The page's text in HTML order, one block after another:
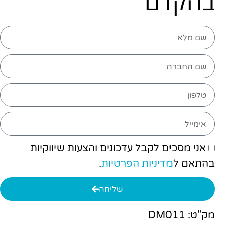
אני מסכים לקבל עדכונים והצעות שיווקיות
בהתאם למדיניות הפרטיות.
שליחה
מק"ט: DM011